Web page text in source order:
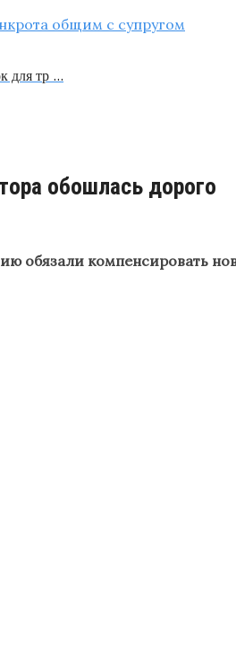
для тр …
обошлась дорого
обязали компенсировать